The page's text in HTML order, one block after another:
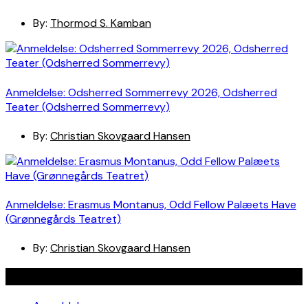
By: Thormod S. Kamban
Anmeldelse: Odsherred Sommerrevy 2026, Odsherred
Teater (Odsherred Sommerrevy)
By: Christian Skovgaard Hansen
Anmeldelse: Erasmus Montanus, Odd Fellow Palæets Have
(Grønnegårds Teatret)
By: Christian Skovgaard Hansen